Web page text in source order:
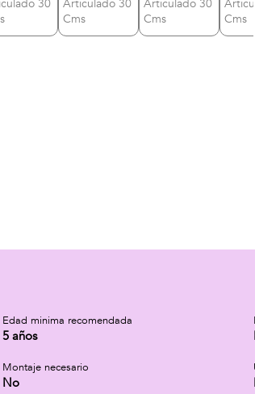
Edad minima recomendada
5 años
Montaje necesario
No